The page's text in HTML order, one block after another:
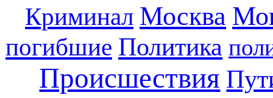
Криминал Москва
погибшие Политика
Происшествия